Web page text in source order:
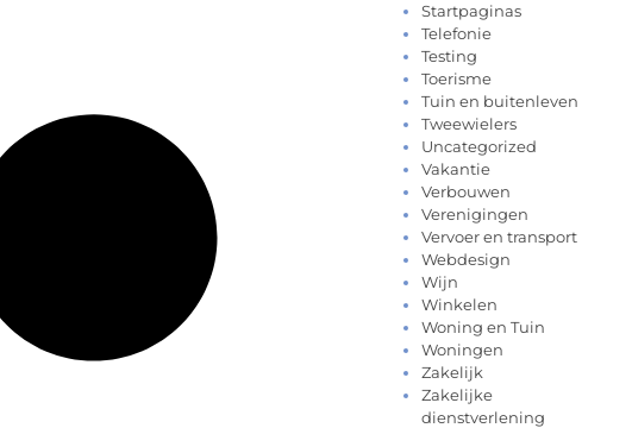
Startpaginas
Telefonie
Testing
Toerisme
Tuin en buitenleven
Tweewielers
Uncategorized
Vakantie
Verbouwen
Verenigingen
Vervoer en transport
Webdesign
Wijn
Winkelen
Woning en Tuin
Woningen
Zakelijk
Zakelijke
dienstverlening